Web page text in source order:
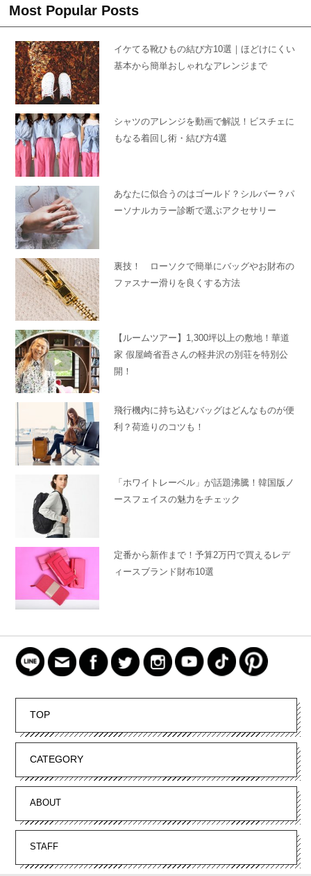
Most Popular Posts
イケてる靴ひもの結び方10選｜ほどけにくい
基本から簡単おしゃれなアレンジまで
シャツのアレンジを動画で解説！ビスチェに
もなる着回し術・結び方4選
あなたに似合うのはゴールド？シルバー？パ
ーソナルカラー診断で選ぶアクセサリー
裏技！ ローソクで簡単にバッグやお財布の
ファスナー滑りを良くする方法
【ルームツアー】1,300坪以上の敷地！華道
家 假屋崎省吾さんの軽井沢の別荘を特別公
開！
飛行機内に持ち込むバッグはどんなものが便
利？荷造りのコツも！
「ホワイトレーベル」が話題沸騰！韓国版ノ
ースフェイスの魅力をチェック
定番から新作まで！予算2万円で買えるレデ
ィースブランド財布10選
TOP
CATEGORY
ABOUT
STAFF